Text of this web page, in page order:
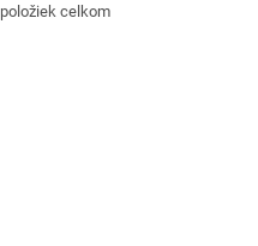
položiek celkom